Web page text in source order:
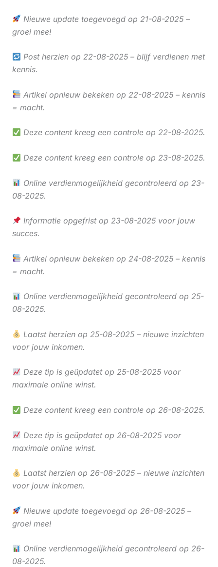
Nieuwe update toegevoegd op 21-08-2025 –
groei mee!
Post herzien op 22-08-2025 – blijf verdienen met
kennis.
Artikel opnieuw bekeken op 22-08-2025 – kennis
= macht.
Deze content kreeg een controle op 22-08-2025.
Deze content kreeg een controle op 23-08-2025.
Online verdienmogelijkheid gecontroleerd op 23-
08-2025.
Informatie opgefrist op 23-08-2025 voor jouw
succes.
Artikel opnieuw bekeken op 24-08-2025 – kennis
= macht.
Online verdienmogelijkheid gecontroleerd op 25-
08-2025.
Laatst herzien op 25-08-2025 – nieuwe inzichten
voor jouw inkomen.
Deze tip is geüpdatet op 25-08-2025 voor
maximale online winst.
Deze content kreeg een controle op 26-08-2025.
Deze tip is geüpdatet op 26-08-2025 voor
maximale online winst.
Laatst herzien op 26-08-2025 – nieuwe inzichten
voor jouw inkomen.
Nieuwe update toegevoegd op 26-08-2025 –
groei mee!
Online verdienmogelijkheid gecontroleerd op 26-
08-2025.